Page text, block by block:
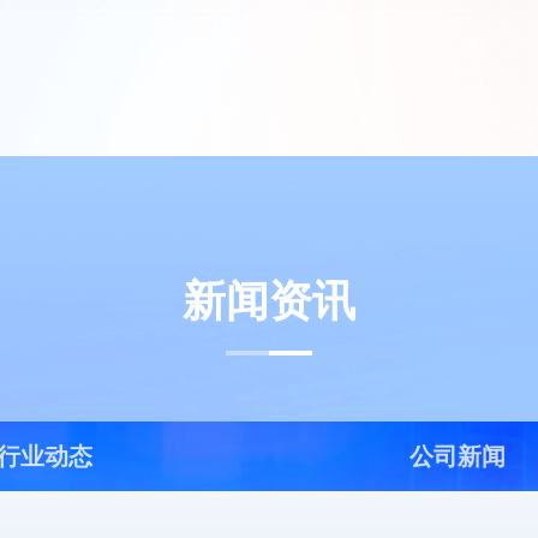
新闻资讯
业动态 公司新闻